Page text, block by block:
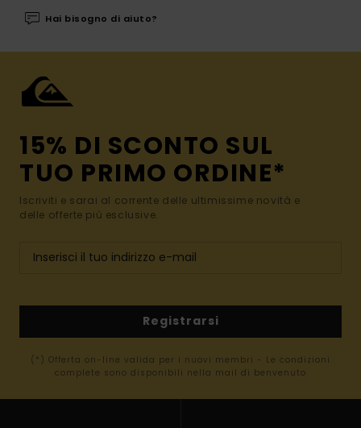
Hai bisogno di aiuto?
15% DI SCONTO SUL
TUO PRIMO ORDINE*
Iscriviti e sarai al corrente delle ultimissime novità e
delle offerte più esclusive.
Registrarsi
(*) Offerta on-line valida per i nuovi membri - Le condizioni
complete sono disponibili nella mail di benvenuto